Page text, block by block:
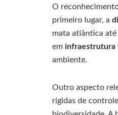
O
primeiro lugar, a
mata atlântica até
em infraestrutura
ambiente.
Outro aspecto
rígidas de